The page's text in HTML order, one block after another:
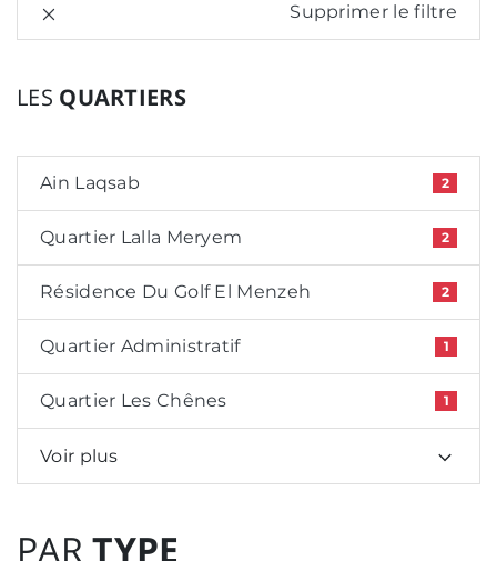
Supprimer le filtre
LES QUARTIERS
Ain Laqsab 2
Quartier Lalla Meryem 2
Résidence Du Golf El Menzeh 2
Quartier Administratif 1
Quartier Les Chênes 1
Voir plus
PARTYPE